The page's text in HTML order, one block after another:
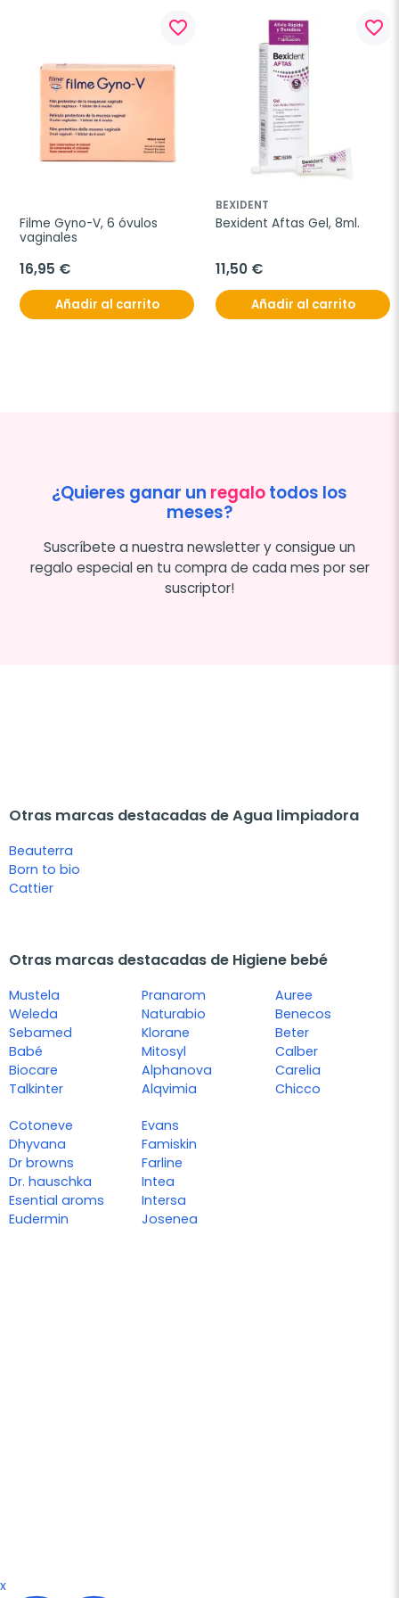
favorite_border
Filme Gyno-V, 6 óvulos
vaginales
16,95 €
Añadir al carrito
favorite_border
BEXIDENT
Bexident Aftas Gel, 8ml.
11,50 €
Añadir al carrito
¿Quieres ganar un regalotodos los
meses?
Suscríbete a nuestra newsletter y consigue un
regalo especial en tu compra de cada mes por ser
suscriptor!
Otras marcas destacadas de Agua limpiadora
Beauterra
Born to bio
Cattier
Otras marcas destacadas de Higiene bebé
Mustela
Weleda
Sebamed
Babé
Biocare
Talkinter
Pranarom
Naturabio
Klorane
Mitosyl
Alphanova
Alqvimia
Auree
Benecos
Beter
Calber
Carelia
Chicco
Cotoneve
Dhyvana
Dr browns
Dr. hauschka
Esential aroms
Eudermin
Evans
Famiskin
Farline
Intea
Intersa
Josenea
x